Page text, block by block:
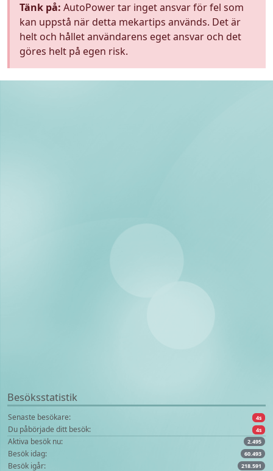
Tänk på: AutoPower tar inget ansvar för fel som
kan uppstå när detta mekartips används. Det är
helt och hållet användarens eget ansvar och det
göres helt på egen risk.
Besöksstatistik
Senaste besökare: 4s
Du påbörjade ditt besök: 4s
Aktiva besök nu: 2.495
Besök idag: 60.493
Besök igår: 218.591